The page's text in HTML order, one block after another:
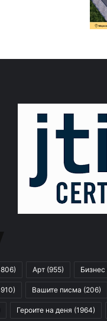
Арт (955) Бизнес
Вашите писма (206)
Героите на деня (1964)